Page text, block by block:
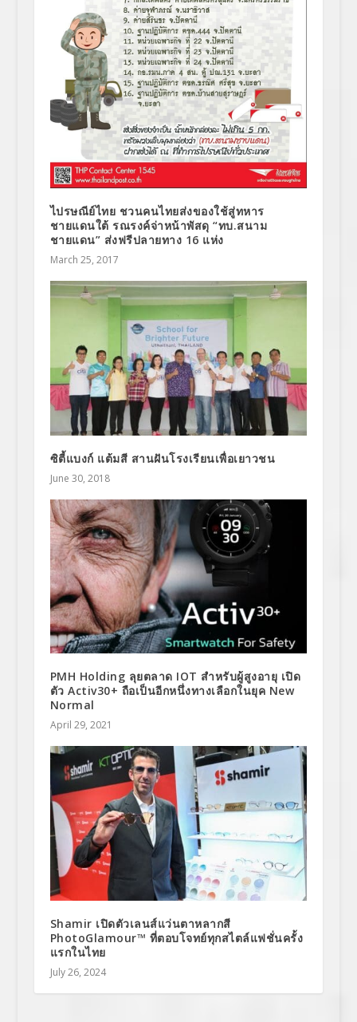
ไปรษณีย์ไทย ชวนคนไทยส่งของใช้สู่ทหาร
ชายแดนใต้ รณรงค์จ่าหน้าพัสดุ “ทบ.สนาม
ชายแดน” ส่งฟรีปลายทาง 16 แห่ง
March 25, 2017
ซิตี้แบงก์ แต้มสี สานฝันโรงเรียนเพื่อเยาวชน
June 30, 2018
PMH Holding ลุยตลาด IOT สำหรับผู้สูงอายุ เปิด
ตัว Activ30+ ถือเป็นอีกหนึ่งทางเลือกในยุค New
Normal
April 29, 2021
Shamir เปิดตัวเลนส์แว่นตาหลากสี
PhotoGlamour™ ที่ตอบโจทย์ทุกสไตล์แฟชั่นครั้ง
แรกในไทย
July 26, 2024